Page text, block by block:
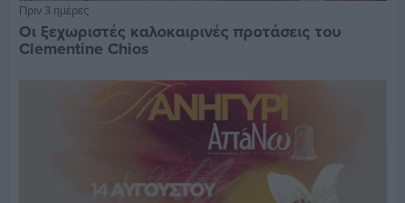
Πριν 3 ημέρες
Οι ξεχωριστές καλοκαιρινές προτάσεις του
Clementine Chios